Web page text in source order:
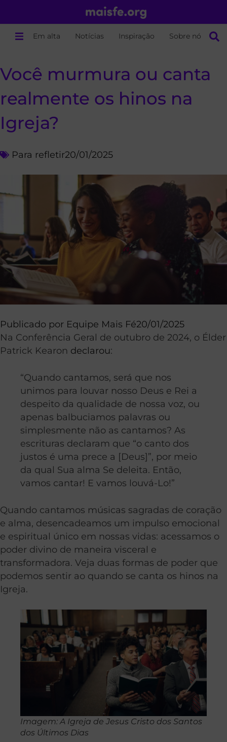
Em alta Notícias Inspiração Sobre nós
Você murmura ou canta
realmente os hinos na
Igreja?
Para refletir20/01/2025
Publicado por Equipe Mais Fé20/01/2025
Na Conferência Geral de outubro de 2024, o Élder
Patrick Kearon declarou:
“Quando cantamos, será que nos
unimos para louvar nosso Deus e Rei a
despeito da qualidade de nossa voz, ou
apenas balbuciamos palavras ou
simplesmente não as cantamos? As
escrituras declaram que “o canto dos
justos é uma prece a [Deus]”, por meio
da qual Sua alma Se deleita. Então,
vamos cantar! E vamos louvá-Lo!”
Quando cantamos músicas sagradas de coração
e alma, desencadeamos um impulso emocional
e espiritual único em nossas vidas: acessamos o
poder divino de maneira visceral e
transformadora. Veja duas formas de poder que
podemos sentir ao quando se canta os hinos na
Igreja.
Imagem: A Igreja de Jesus Cristo dos Santos
dos Últimos Dias